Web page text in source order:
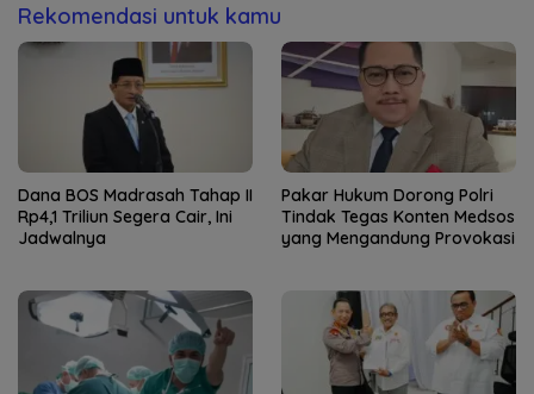
Rekomendasi untuk kamu
Dana BOS Madrasah Tahap II
Rp4,1 Triliun Segera Cair, Ini
Jadwalnya
Pakar Hukum Dorong Polri
Tindak Tegas Konten Medsos
yang Mengandung Provokasi